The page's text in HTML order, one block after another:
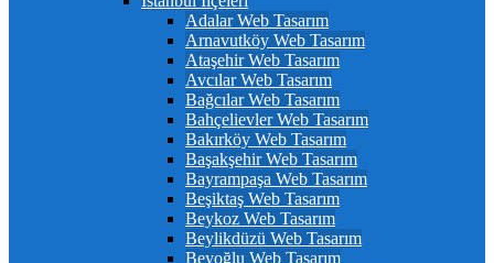
Adalar Web Tasarım
Arnavutköy Web Tasarım
Ataşehir Web Tasarım
Avcılar Web Tasarım
Bağcılar Web Tasarım
Bahçelievler Web Tasarım
Bakırköy Web Tasarım
Başakşehir Web Tasarım
Bayrampaşa Web Tasarım
Beşiktaş Web Tasarım
Beykoz Web Tasarım
Beylikdüzü Web Tasarım
Beyoğlu Web Tasarım